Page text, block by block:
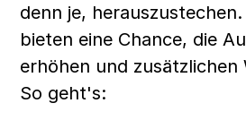
denn je,
bieten eine Chance, die
erhöhen und zusätzlichen
So geht's: